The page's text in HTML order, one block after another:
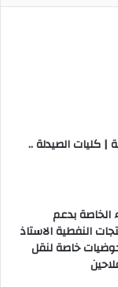
| كليات الصيدلة ..
الخاصة بدعم
النفطية الاستاذ
خاصة لنقل